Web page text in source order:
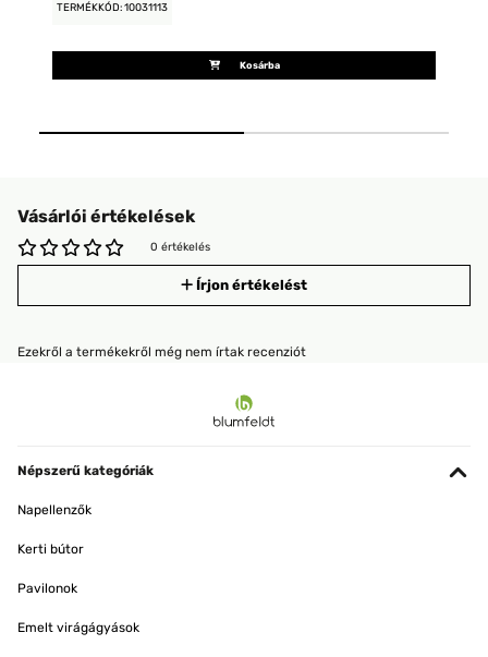
TERMÉKKÓD: 10031113
Kosárba
Vásárlói értékelések
0 értékelés
Írjon értékelést
Ezekről a termékekről még nem írtak recenziót
Népszerű kategóriák
Napellenzők
Kerti bútor
Pavilonok
Emelt virágágyások